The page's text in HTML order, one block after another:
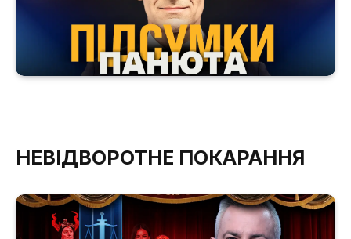
НЕВІДВОРОТНЕ ПОКАРАННЯ